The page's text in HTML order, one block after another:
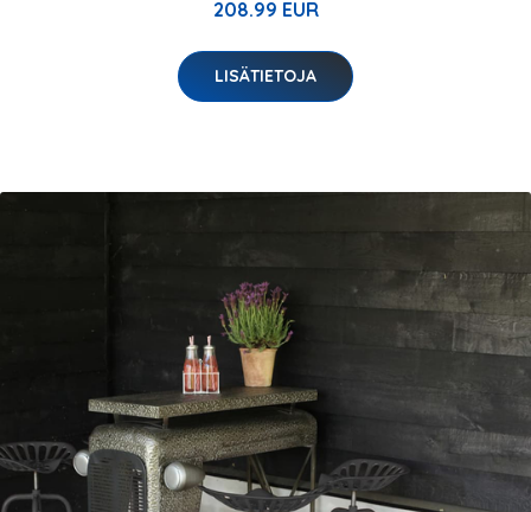
208.99 EUR
LISÄTIETOJA